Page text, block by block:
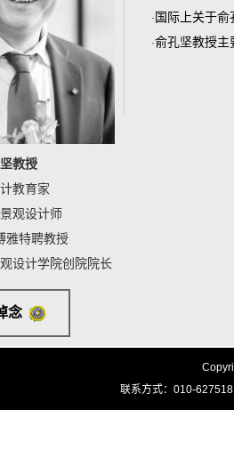
· 国际上关于
·俞孔坚教授主
教授
教育家
观设计师
雅特聘教授
设计学院创院院长
念
联系方式：010-